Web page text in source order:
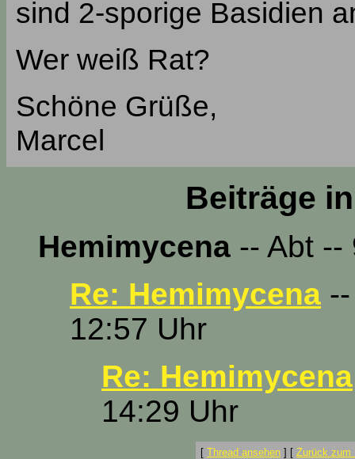
sind 2-sporige Basidien
Wer weiß Rat?
Schöne Grüße,
Marcel
Beiträge
Hemimycena -- Abt --
Re: Hemimycena
12:57 Uhr
Re: Hemimycena
14:29 Uhr
[ Thread ansehen ] [ Zurück zum